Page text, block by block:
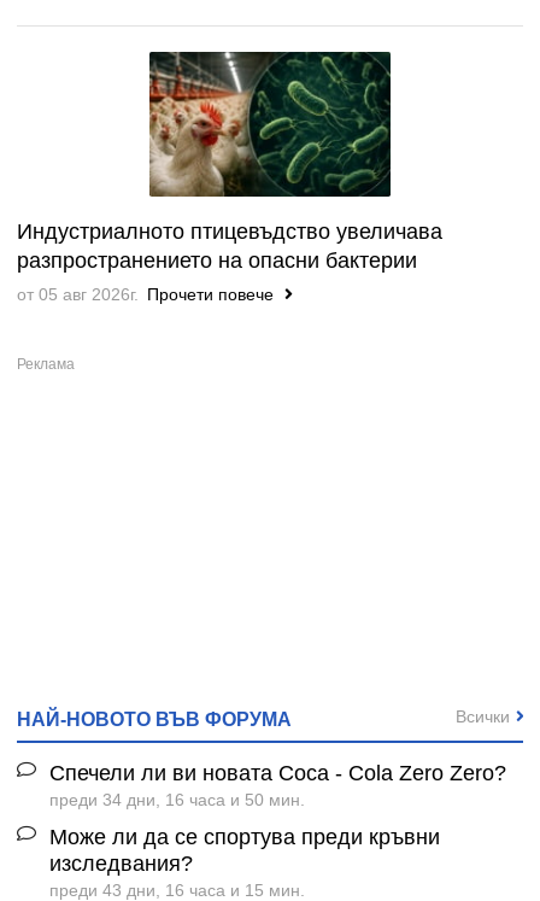
Индустриалното птицевъдство увеличава
разпространението на опасни бактерии
от 05 авг 2026г. Прочети повече
НАЙ-НОВОТО ВЪВ ФОРУМА
Спечели ли ви новата Coca - Cola Zero Zero?
преди 34 дни, 16 часа и 50 мин.
Може ли да се спортува преди кръвни
изследвания?
преди 43 дни, 16 часа и 15 мин.
Всички